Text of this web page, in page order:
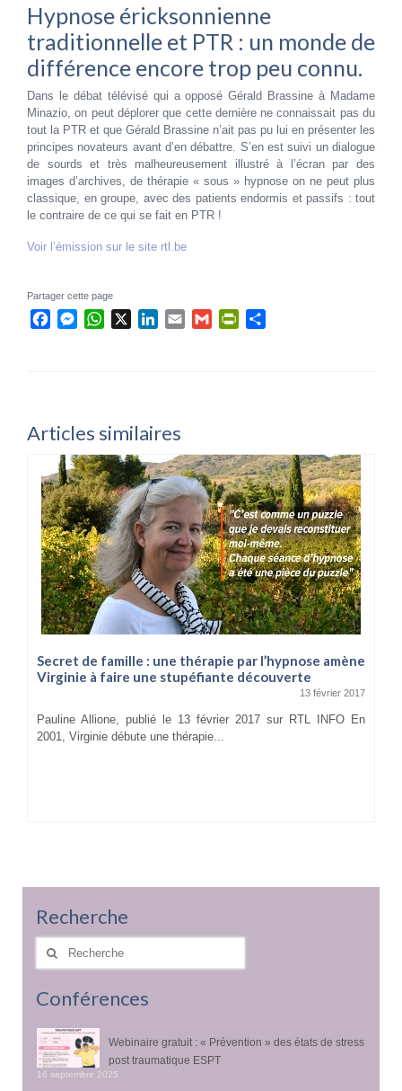
Hypnose éricksonnienne
traditionnelle et PTR : un monde de
différence encore trop peu connu.
Dans le débat télévisé qui a opposé Gérald Brassine à Madame
Minazio, on peut déplorer que cette dernière ne connaissait pas du
tout la PTR et que Gérald Brassine n’ait pas pu lui en présenter les
principes novateurs avant d’en débattre. S’en est suivi un dialogue
de sourds et très malheureusement illustré à l’écran par des
images d’archives, de thérapie « sous » hypnose on ne peut plus
classique, en groupe, avec des patients endormis et passifs : tout
le contraire de ce qui se fait en PTR !
Voir l’émission sur le site rtl.be
Partager cette page
FacebookMessenger
WhatsAppLinkedIn
Email Gmail PrintFriendly
Articles similaires
Secret de famille : une thérapie par l’hypnose amène
Virginie à faire une stupéfiante découverte
13 février 2017
Pauline Allione, publié le 13 février 2017 sur RTL INFO En
2001, Virginie débute une thérapie...
Recherche
Rechercher
Conférences
Webinaire gratuit : « Prévention » des états de stress
post traumatique ESPT
16 septembre 2025